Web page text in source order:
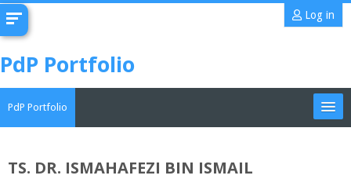
content
Log in
PdP Portfolio
PdP Portfolio
TS. DR. ISMAHAFEZI BIN ISMAIL